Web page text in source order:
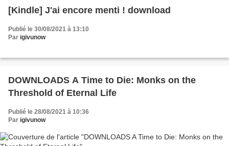
[Kindle] J'ai encore menti ! download
Publié le 30/08/2021 à 13:10
Par igivunow
DOWNLOADS A Time to Die: Monks on the
Threshold of Eternal Life
Publié le 28/08/2021 à 10:36
Par igivunow